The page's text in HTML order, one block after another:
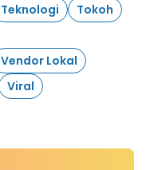
Teknologi
Tokoh
Vendor Lokal
Viral